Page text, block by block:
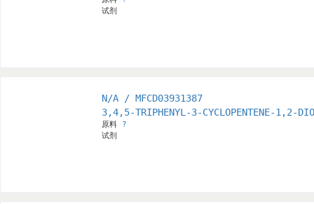
试剂
N/A / MFCD03931387
3,4,5-TRIPHENYL-3-CYCLOPENTENE-1,2-
原料 ?
试剂